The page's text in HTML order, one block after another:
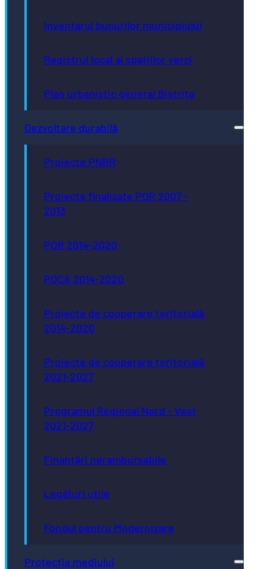
Inventarul bunurilor municipiului
Registrul local al spațiilor verzi
Plan urbanistic general Bistrița
Dezvoltare durabilă
Proiecte PNRR
Proiecte finalizate POR 2007 -
2013
POR 2014-2020
POCA 2014-2020
Proiecte de cooperare teritorială
2014-2020
Proiecte de cooperare teritorială
2021-2027
Programul Regional Nord - Vest
2021-2027
Finanțări nerambursabile
Legături utile
Fondul pentru Modernizare
Protecția mediului